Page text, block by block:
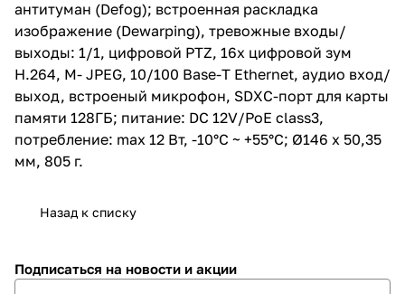
выход, встроеный микрофон,
SDXC-порт для карты памяти
128ГБ; питание: DC 12V/PoE
class3, потребление: max 12 Вт,
-10°C ~ +55°C; Ø146 x 50,35 мм,
805 г.
антитуман (Defog); встроенная раскладка
изображение (Dewarping), тревожные входы/
выходы: 1/1, цифровой PTZ, 16х цифровой зум
H.264, M- JPEG, 10/100 Base-T Ethernet, аудио вход/
выход, встроеный микрофон, SDXC-порт для карты
памяти 128ГБ; питание: DC 12V/PoE class3,
потребление: max 12 Вт, -10°C ~ +55°C; Ø146 x 50,35
мм, 805 г.
Назад к списку
Подписаться на новости и акции